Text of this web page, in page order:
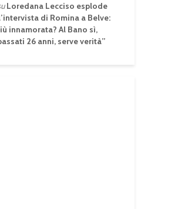
Loredana Lecciso esplode
di Romina a Belve:
innamorata? Al Bano sì,
26 anni, serve verità”